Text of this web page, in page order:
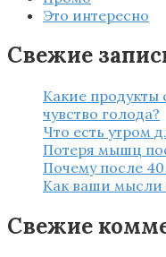
Это интересно
Свежие
Какие продукты
чувство голода?
Что есть утром
Потеря мышц
Почему после
Как ваши мысли
Свежие